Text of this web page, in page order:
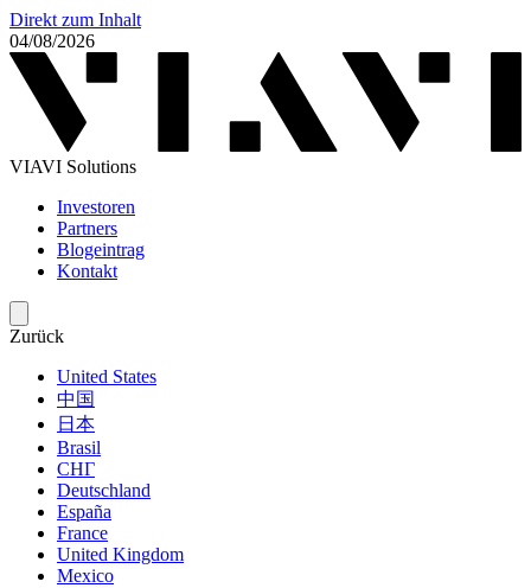
Direkt zum Inhalt
04/08/2026
VIAVI Solutions
Investoren
Partners
Blogeintrag
Kontakt
Zurück
United States
中国
日本
Brasil
СНГ
Deutschland
España
France
United Kingdom
Mexico